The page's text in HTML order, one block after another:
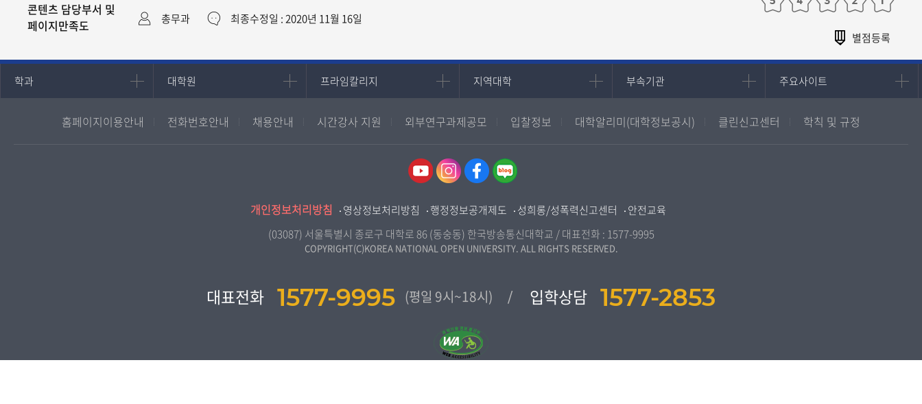
콘텐츠 담당부서 및
페이지만족도
총무과 최종수정일 : 2020년 11월 16일
학과
인문과학대학
영어영문학과
미디어영상학과
대학원
대학원
경영대학원
프라임칼리지
프라임칼리지
평생교육과정
지역대학
지역대학
서울지역대학
대구경북지역대학
인천지역대학
광주전남지역대학
대전충남지역대학
울산지역대학
강원지역대학
전북지역대학
경남지역대학
부속기관
부속기관
원격교육혁신연구원
교양교육원
역사기록관
인권센터
주요사이트
주요사이트
진로심리상담
홈페이지이용안내 전화번호안내 채용안내 시간강사 지원 외부연구과제공모 입찰정보 대학알리미(대학정보공시) 클린신고센터 학칙 및 규정
개인정보처리방침 영상정보처리방침 행정정보공개제도 성희롱/성폭력신고센터
안전교육
(03087) 서울특별시 종로구 대학로 86 (동숭동) 한국방송통신대학교 / 대표전화 : 1577-9995
COPYRIGHT(C)KOREA NATIONAL OPEN UNIVERSITY. ALL RIGHTS RESERVED.
대표전화 1577-9995 (평일 9시~18시) 입학상담 1577-2853